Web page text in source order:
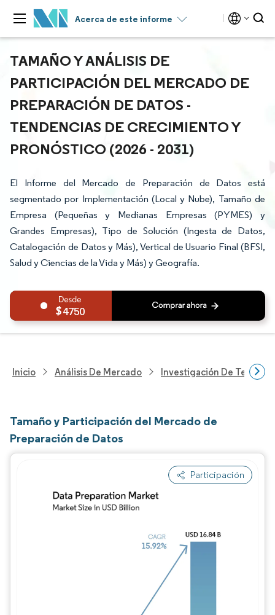
Acerca de este informe
TAMAÑO Y ANÁLISIS DE
PARTICIPACIÓN DEL MERCADO DE
PREPARACIÓN DE DATOS -
TENDENCIAS DE CRECIMIENTO Y
PRONÓSTICO (2026 - 2031)
El Informe del Mercado de Preparación de Datos está
segmentado por Implementación (Local y Nube), Tamaño de
Empresa (Pequeñas y Medianas Empresas (PYMES) y
Grandes Empresas), Tipo de Solución (Ingesta de Datos,
Catalogación de Datos y Más), Vertical de Usuario Final (BFSI,
Salud y Ciencias de la Vida y Más) y Geografía.
4750
Inicio Análisis De Mercado Investigación De
Tamaño y Participación del Mercado de
Preparación de Datos
Participación
Imagen © Mordor Intelligence. El uso